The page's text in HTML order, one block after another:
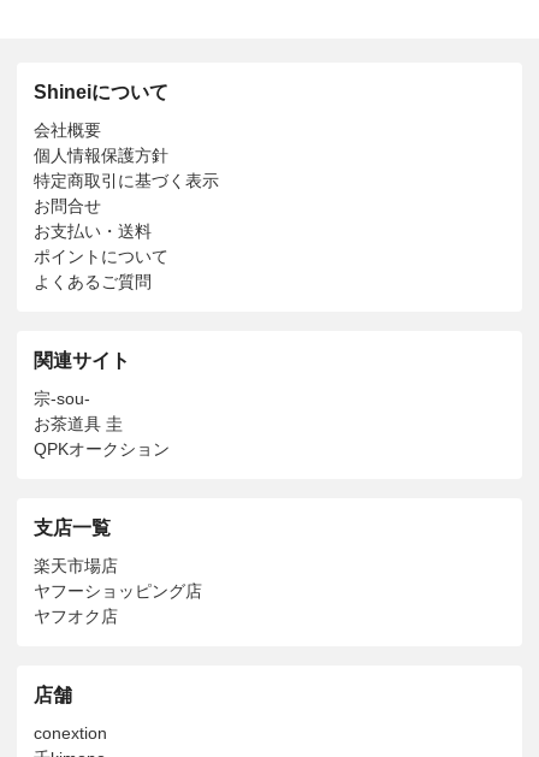
Shineiについて
会社概要
個人情報保護方針
特定商取引に基づく表示
お問合せ
お支払い・送料
ポイントについて
よくあるご質問
関連サイト
宗-sou-
お茶道具 圭
QPKオークション
支店一覧
楽天市場店
ヤフーショッピング店
ヤフオク店
店舗
conextion